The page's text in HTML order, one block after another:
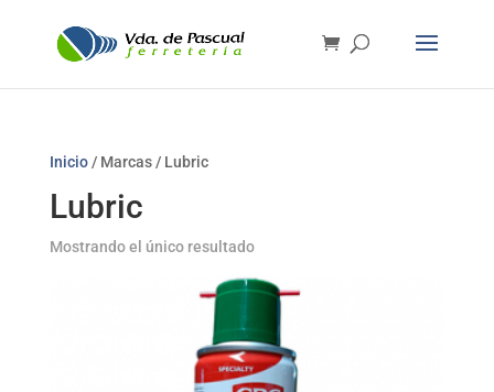
Inicio/ Marcas / Lubric
Lubric
Mostrando el único resultado